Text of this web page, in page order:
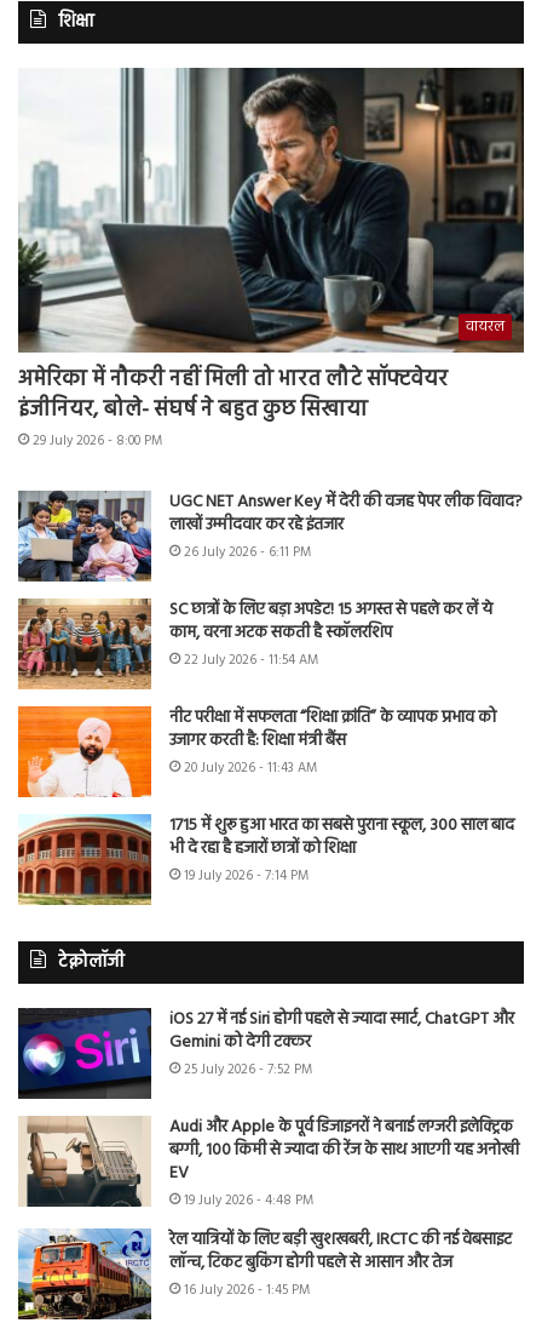
शिक्षा
वायरल
अमेरिका में नौकरी नहीं मिली तो भारत लौटे सॉफ्टवेयर
इंजीनियर, बोले- संघर्ष ने बहुत कुछ सिखाया
29 July 2026 - 8:00 PM
UGC NET Answer Key में देरी की वजह पेपर लीक विवाद?
लाखों उम्मीदवार कर रहे इंतजार
26 July 2026 - 6:11 PM
SC छात्रों के लिए बड़ा अपडेट! 15 अगस्त से पहले कर लें ये
काम, वरना अटक सकती है स्कॉलरशिप
22 July 2026 - 11:54 AM
नीट परीक्षा में सफलता “शिक्षा क्रांति” के व्यापक प्रभाव को
उजागर करती है: शिक्षा मंत्री बैंस
20 July 2026 - 11:43 AM
1715 में शुरू हुआ भारत का सबसे पुराना स्कूल, 300 साल बाद
भी दे रहा है हजारों छात्रों को शिक्षा
19 July 2026 - 7:14 PM
टेक्नोलॉजी
iOS 27 में नई Siri होगी पहले से ज्यादा स्मार्ट, ChatGPT और
Gemini को देगी टक्कर
25 July 2026 - 7:52 PM
Audi और Apple के पूर्व डिजाइनरों ने बनाई लग्जरी इलेक्ट्रिक
बग्गी, 100 किमी से ज्यादा की रेंज के साथ आएगी यह अनोखी
EV
19 July 2026 - 4:48 PM
रेल यात्रियों के लिए बड़ी खुशखबरी, IRCTC की नई वेबसाइट
लॉन्च, टिकट बुकिंग होगी पहले से आसान और तेज
16 July 2026 - 1:45 PM